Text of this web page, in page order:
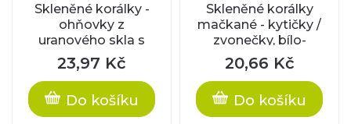
Skleněné korálky -
ohňovky z
uranového skla s
AB pokovem
23,97 Kč
Do košíku
Skleněné korálky
mačkané - kytičky /
zvonečky, bílo-
růžové
20,66 Kč
Do košíku